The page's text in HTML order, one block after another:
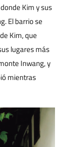
Kim y sus
El barrio se
Kim, que
lugares más
Inwang, y
mientras